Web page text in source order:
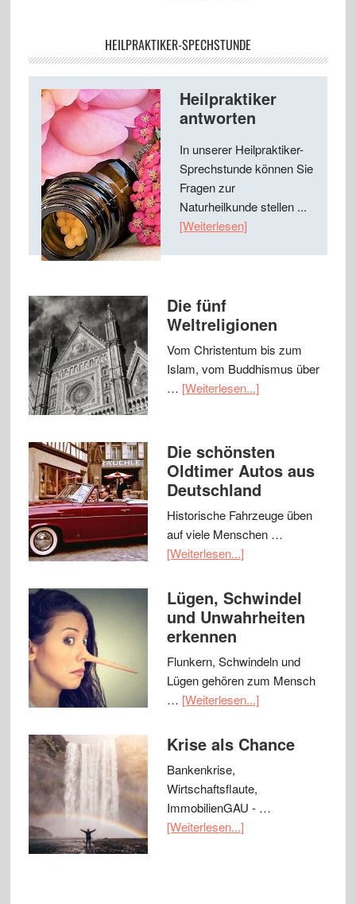
HEILPRAKTIKER-SPECHSTUNDE
Heilpraktiker
antworten
In unserer Heilpraktiker-
Sprechstunde können Sie
Fragen zur
Naturheilkunde stellen ...
[Weiterlesen]
Die fünf
Weltreligionen
Vom Christentum bis zum
Islam, vom Buddhismus über
… [Weiterlesen...]
Die schönsten
Oldtimer Autos aus
Deutschland
Historische Fahrzeuge üben
auf viele Menschen …
[Weiterlesen...]
Lügen, Schwindel
und Unwahrheiten
erkennen
Flunkern, Schwindeln und
Lügen gehören zum Mensch
… [Weiterlesen...]
Krise als Chance
Bankenkrise,
Wirtschaftsflaute,
ImmobilienGAU - …
[Weiterlesen...]